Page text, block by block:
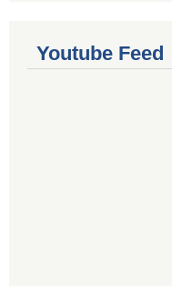
Youtube Feed